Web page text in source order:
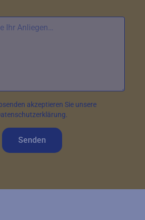
akzeptieren Sie unsere
Senden